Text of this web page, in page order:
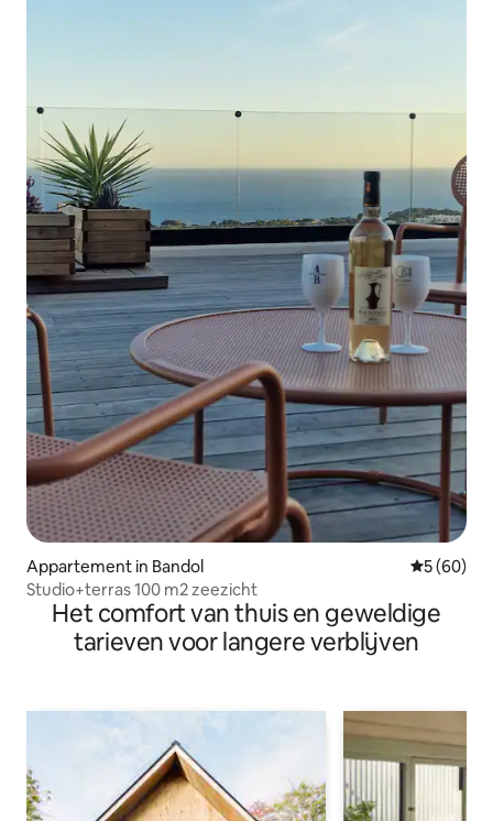
Appartement in Bandol
5 (60)
Studio+terras 100 m2 zeezicht
Het comfort van thuis en geweldige
tarieven voor langere verblijven